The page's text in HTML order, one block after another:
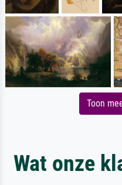
Toon
Wat onze